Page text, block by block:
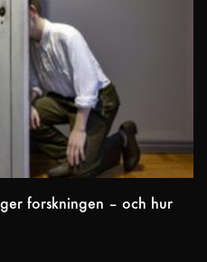
forskningen – och hur